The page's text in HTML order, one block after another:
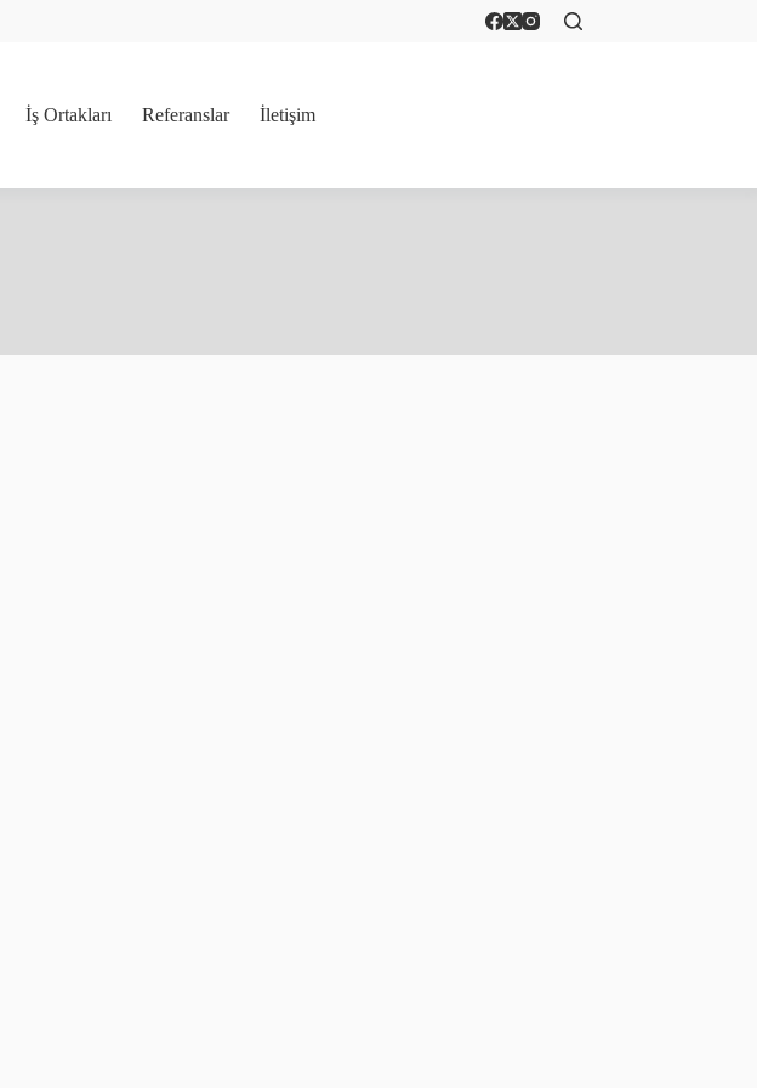
İş Ortakları Referanslar İletişim